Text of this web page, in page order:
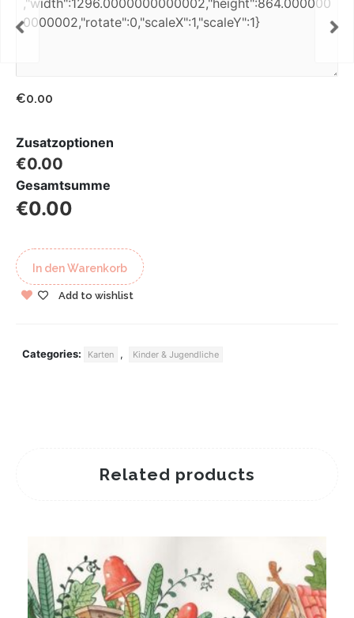
€0.00
Zusatzoptionen
€0.00
Gesamtsumme
€0.00
In den Warenkorb
Add to wishlist
Categories: Karten , Kinder & Jugendliche
Related products